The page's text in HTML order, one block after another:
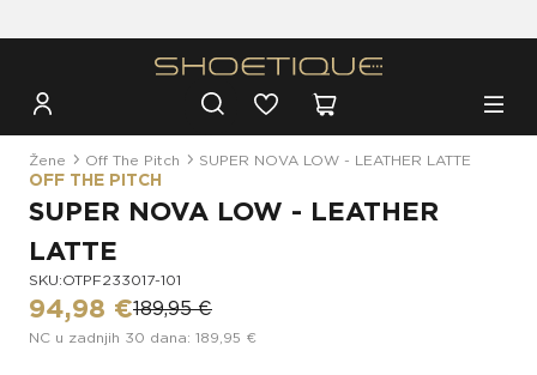
Žene Off The Pitch SUPER NOVA LOW - LEATHER LATTE
OFF THE PITCH
SUPER NOVA LOW - LEATHER
LATTE
SKU:OTPF233017-101
94,98 €189,95 €
NC u zadnjih 30 dana: 189,95 €